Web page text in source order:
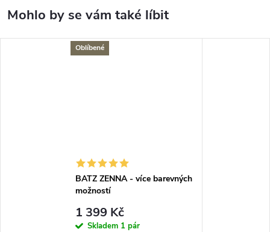
Oblíbené
BATZ ZENNA - více barevných
možností
1 399 Kč
Skladem 1 pár